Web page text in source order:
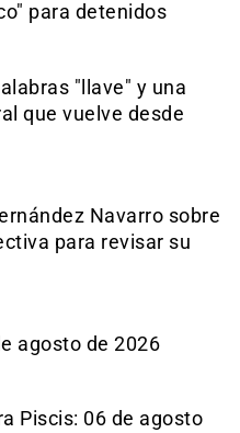
para detenidos
"llave" y una
que vuelve desde
Navarro sobre
para revisar su
agosto de 2026
Piscis: 06 de agosto